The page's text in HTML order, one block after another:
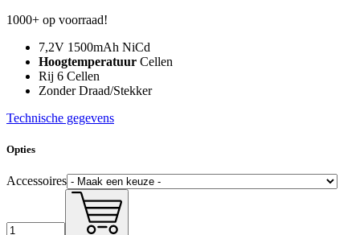
1000+ op voorraad!
7,2V 1500mAh NiCd
Hoogtemperatuur Cellen
Rij 6 Cellen
Zonder Draad/Stekker
Technische gegevens
Opties
Accessoires